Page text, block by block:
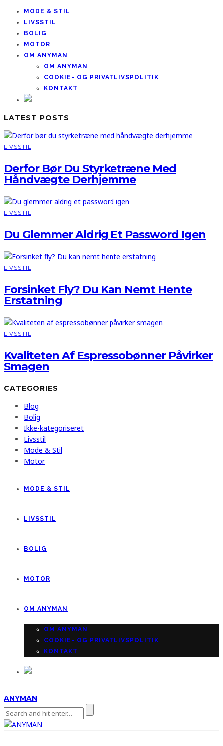
MODE & STIL
LIVSSTIL
BOLIG
MOTOR
OM ANYMAN
OM ANYMAN
COOKIE- OG PRIVATLIVSPOLITIK
KONTAKT
LATEST POSTS
LIVSSTIL
Derfor Bør Du Styrketræne Med
Håndvægte Derhjemme
LIVSSTIL
Du Glemmer Aldrig Et Password Igen
LIVSSTIL
Forsinket Fly? Du Kan Nemt Hente
Erstatning
LIVSSTIL
Kvaliteten Af Espressobønner Påvirker
Smagen
CATEGORIES
Blog
Bolig
Ikke-kategoriseret
Livsstil
Mode & Stil
Motor
MODE & STIL
LIVSSTIL
BOLIG
MOTOR
OM ANYMAN
OM ANYMAN
COOKIE- OG PRIVATLIVSPOLITIK
KONTAKT
ANYMAN